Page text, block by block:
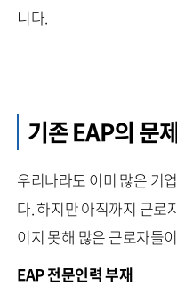
니다.
기존 EAP의 문
우리나라도 이미 많은 기
다. 하지만 아직까지 근로
이지 못해 많은 근로자들
EAP 전문인력 부재